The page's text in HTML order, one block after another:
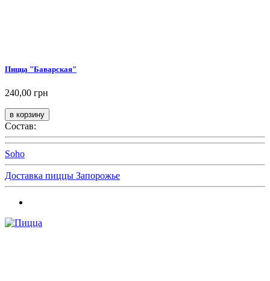
Пицца "Баварская"
240,00 грн
Состав:
Soho
Доставка пиццы Запорожье